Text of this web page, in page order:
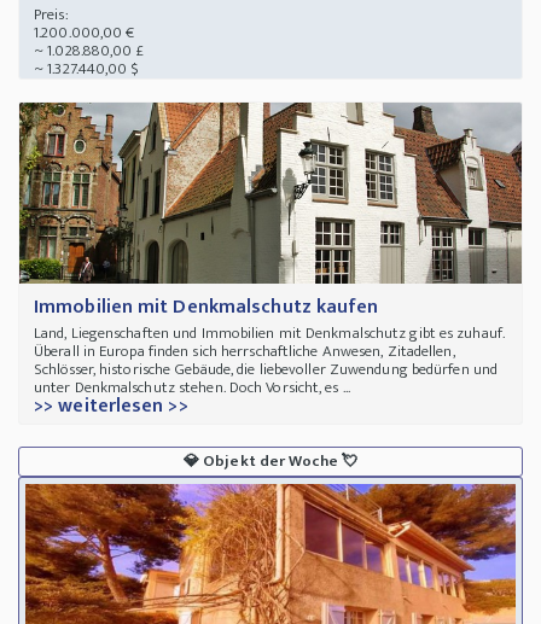
Preis:
1.200.000,00 €
~ 1.028.880,00 £
~ 1.327.440,00 $
Immobilien mit Denkmalschutz kaufen
Land, Liegenschaften und Immobilien mit Denkmalschutz gibt es zuhauf.
Überall in Europa finden sich herrschaftliche Anwesen, Zitadellen,
Schlösser, historische Gebäude, die liebevoller Zuwendung bedürfen und
unter Denkmalschutz stehen. Doch Vorsicht, es ...
>> weiterlesen >>
💎Objekt der Woche💘